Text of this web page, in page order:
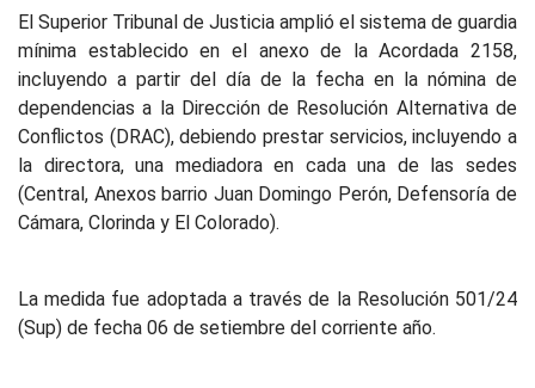
El Superior Tribunal de Justicia amplió el sistema de guardia
mínima establecido en el anexo de la Acordada 2158,
incluyendo a partir del día de la fecha en la nómina de
dependencias a la Dirección de Resolución Alternativa de
Conflictos (DRAC), debiendo prestar servicios, incluyendo a
la directora, una mediadora en cada una de las sedes
(Central, Anexos barrio Juan Domingo Perón, Defensoría de
Cámara, Clorinda y El Colorado).
La medida fue adoptada a través de la Resolución 501/24
(Sup) de fecha 06 de setiembre del corriente año.